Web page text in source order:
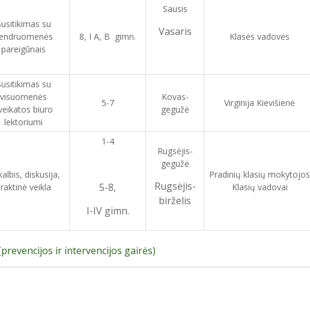
su
pareigūnais
8, I A, B gimn.
Sausis
Vasaris Klasės vadovės
su
visuomenės
biuro
lektoriumi
5-7
Kovas-
gegužė
Virginija Kievišienė
diskusija,
veikla
1-4
5-8,
I-IV gimn.
Rugsėjis-
gegužė
Rugsėjis-
birželis
Pradinių klasių mokytojos
Klasių vadovai
ir intervencijos gairės)